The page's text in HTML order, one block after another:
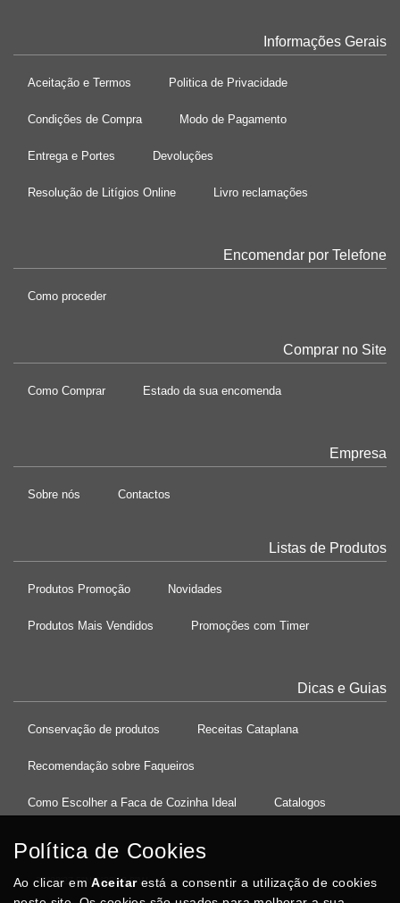
Informações Gerais
Aceitação e Termos Politica de Privacidade
Condições de Compra Modo de Pagamento
Entrega e Portes Devoluções
Resolução de Litígios Online Livro reclamações
Encomendar por Telefone
Como proceder
Comprar no Site
Como Comprar Estado da sua encomenda
Empresa
Sobre nós Contactos
Listas de Produtos
Produtos Promoção Novidades
Produtos Mais Vendidos Promoções com Timer
Dicas e Guias
Conservação de produtos Receitas Cataplana
Recomendação sobre Faqueiros
Como Escolher a Faca de Cozinha Ideal Catalogos
37°08'27.5"N 8°32'13.9"W
Política de Cookies
Ao clicar emAceitarestá a consentir a utilização de cookies